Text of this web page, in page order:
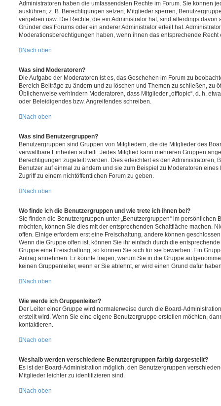
Administratoren haben die umfassendsten Rechte im Forum. Sie können
ausführen; z. B. Berechtigungen setzen, Mitglieder sperren,
vergeben usw. Die Rechte, die ein Administrator hat, sind allerdings
Gründer des Forums oder ein anderer Administrator erteilt hat.
Moderationsberechtigungen haben, wenn ihnen das entsprechende Recht
Nach oben
Was sind Moderatoren?
Die Aufgabe der Moderatoren ist es, das Geschehen im Forum zu
Bereich Beiträge zu ändern und zu löschen und Themen zu schließen, zu
Üblicherweise verhindern Moderatoren, dass Mitglieder „offtopic“, d. h.
oder Beleidigendes bzw. Angreifendes schreiben.
Nach oben
Was sind Benutzergruppen?
Benutzergruppen sind Gruppen von Mitgliedern, die die Mitglieder des
verwaltbare Einheiten aufteilt. Jedes Mitglied kann mehreren Gruppen
Berechtigungen zugeteilt werden. Dies erleichtert es den Administratoren,
Benutzer auf einmal zu ändern und sie zum Beispiel zu Moderatoren
Zugriff zu einem nichtöffentlichen Forum zu geben.
Nach oben
Wo finde ich die Benutzergruppen und wie trete ich ihnen bei?
Sie finden die Benutzergruppen unter „Benutzergruppen“ im persönlichen
möchten, können Sie dies mit der entsprechenden Schaltfläche machen.
offen. Einige erfordern erst eine Freischaltung, andere können
Wenn die Gruppe offen ist, können Sie ihr einfach durch die
Gruppe eine Freischaltung, so können Sie sich für sie bewerben. Ein
Antrag annehmen. Er könnte fragen, warum Sie in die Gruppe
keinen Gruppenleiter, wenn er Sie ablehnt, er wird einen Grund dafür
Nach oben
Wie werde ich Gruppenleiter?
Der Leiter einer Gruppe wird normalerweise durch die Board-
erstellt wird. Wenn Sie eine eigene Benutzergruppe erstellen möchten,
kontaktieren.
Nach oben
Weshalb werden verschiedene Benutzergruppen farbig dargestellt?
Es ist der Board-Administration möglich, den Benutzergruppen
Mitglieder leichter zu identifizieren sind.
Nach oben